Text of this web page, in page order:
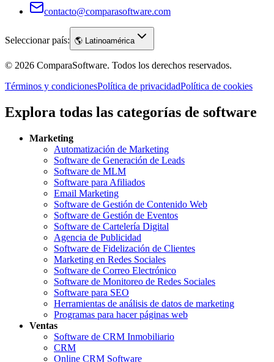
contacto@comparasoftware.com
Seleccionar país: 🌎 Latinoamérica
© 2026 ComparaSoftware. Todos los derechos reservados.
Términos y condicionesPolítica de privacidadPolítica de cookies
Explora todas las categorías de software
Marketing
Automatización de Marketing
Software de Generación de Leads
Software de MLM
Software para Afiliados
Email Marketing
Software de Gestión de Contenido Web
Software de Gestión de Eventos
Software de Cartelería Digital
Agencia de Publicidad
Software de Fidelización de Clientes
Marketing en Redes Sociales
Software de Correo Electrónico
Software de Monitoreo de Redes Sociales
Software para SEO
Herramientas de análisis de datos de marketing
Programas para hacer páginas web
Ventas
Software de CRM Inmobiliario
CRM
Online CRM Software